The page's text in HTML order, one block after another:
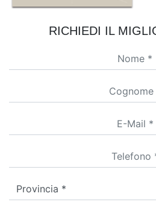
RICHIEDI IL